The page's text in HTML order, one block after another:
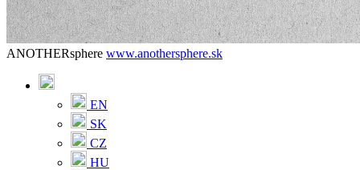
ANOTHERsphere www.anothersphere.sk
EN
SK
CZ
HU